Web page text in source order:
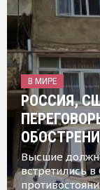
В МИРЕ
РОССИЯ,
Высшие
встретились